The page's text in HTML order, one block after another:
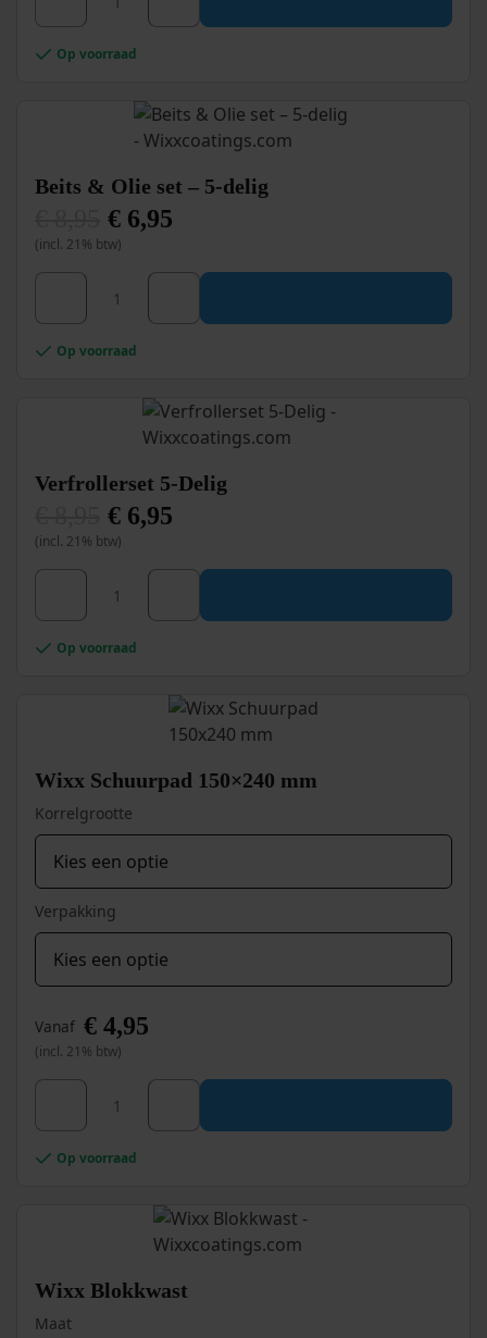
heeft
meerdere
worden
productpagina
Op voorraad
Beits & Olie set – 5-delig
Oorspronkelijke
prijs
€ 8,95.
€ 6,95
Huidige
prijs
€ 6,95.
(incl. 21% btw)
Beits & Olie set – 5-delig aantal
Op voorraad
Verfrollerset 5-Delig
Oorspronkelijke
prijs
€ 8,95.
€ 6,95
Huidige
prijs
€ 6,95.
(incl. 21% btw)
Verfrollerset 5-Delig aantal
Op voorraad
Wixx Schuurpad 150×240 mm
Korrelgrootte
Verpakking
Vanaf € 4,95
(incl. 21% btw)
Wixx Schuurpad 150x240 mm aantal
Dit
heeft
meerdere
worden
de
Op voorraad
Wixx Blokkwast
Maat